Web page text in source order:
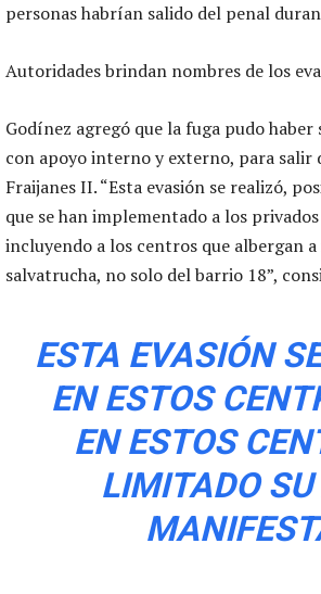
personas habrían salido del penal
Autoridades brindan nombres de los
Godínez agregó que la fuga pudo
con apoyo interno y externo, para salir
Fraijanes II. “Esta evasión se realizó,
que se han implementado a los
incluyendo a los centros que albergan
salvatrucha, no solo del barrio 18”,
ESTA EVASIÓN
EN ESTOS
EN ESTOS
LIMITADO